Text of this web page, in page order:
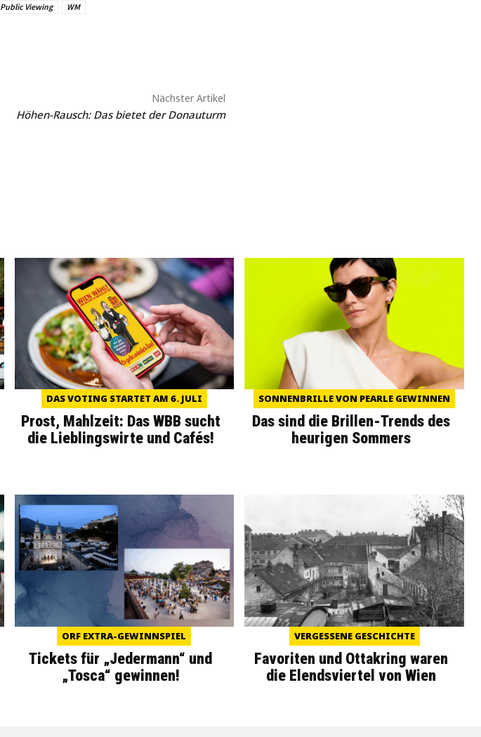
Public Viewing WM
Nächster Artikel
Höhen-Rausch: Das bietet der Donauturm
DAS VOTING STARTET AM 6. JULI
Prost, Mahlzeit: Das WBB sucht
die Lieblingswirte und Cafés!
SONNENBRILLE VON PEARLE GEWINNEN
Das sind die Brillen-Trends des
heurigen Sommers
ORF EXTRA-GEWINNSPIEL
Tickets für „Jedermann“ und
„Tosca“ gewinnen!
VERGESSENE GESCHICHTE
Favoriten und Ottakring waren
die Elendsviertel von Wien